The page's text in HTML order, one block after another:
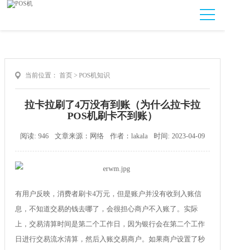
当前位置： 首页> POS机知识
拉卡拉刷了4万没有到账（为什么拉卡拉
POS机刷卡不到账）
阅读: 946 文章来源：网络 作者：lakala 时间: 2023-04-09
有用户反映，消费者刷卡4万元，但是账户并没有收到入账信
息，不知道交易的钱去哪了，会很担心商户不入账了。实际
上，交易清算时间是第二个工作日，因为银行会在第二个工作
日进行交易流水清算，然后入账交易商户。如果商户设置了秒